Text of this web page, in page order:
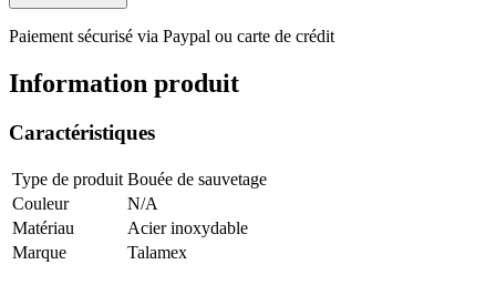
Paiement sécurisé via Paypal ou carte de crédit
Information produit
Caractéristiques
Type de produit Bouée de sauvetage
Couleur
N/A
Matériau
Acier inoxydable
Marque
Talamex